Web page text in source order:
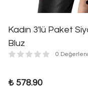
Kadın 3'lü Paket
Bluz
0
₺ 578.90